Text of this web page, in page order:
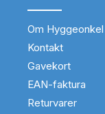
Om Hyggeonkel
Kontakt
Gavekort
EAN-faktura
Returvarer